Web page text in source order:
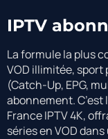
IPTV
La formule la plus
VOD illimitée,
(Catch-Up, EPG,
abonnement.
France IPTV 4K,
séries en VOD